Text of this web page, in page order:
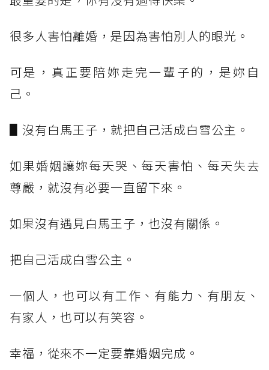
很多人害怕離婚，是因為害怕別人的眼光。
可是，真正要陪妳走完一輩子的，是妳自
己。
▋沒有白馬王子，就把自己活成白雪公主。
如果婚姻讓妳每天哭、每天害怕、每天失去
尊嚴，就沒有必要一直留下來。
如果沒有遇見白馬王子，也沒有關係。
把自己活成白雪公主。
一個人，也可以有工作、有能力、有朋友、
有家人，也可以有笑容。
幸福，從來不一定要靠婚姻完成。